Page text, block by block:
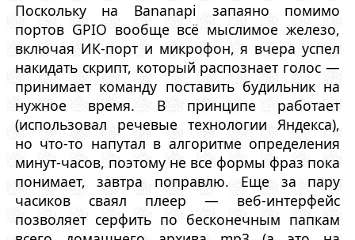
Поскольку на Bananapi запаяно помимо
портов GPIO вообще всё мыслимое железо,
включая ИК-порт и микрофон, я вчера успел
накидать скрипт, который распознает голос —
принимает команду поставить будильник на
нужное время. В принципе работает
(использовал речевые технологии Яндекса),
но что-то напутал в алгоритме определения
минут-часов, поэтому не все формы фраз пока
понимает, завтра поправлю. Еще за пару
часиков сваял плеер — веб-интерфейс
позволяет серфить по бесконечным папкам